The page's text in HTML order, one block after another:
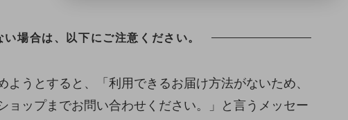
場合は、以下にご注意ください。
うとすると、「利用できるお届け方法がないため、
ョップまでお問い合わせください。」と言うメッセー